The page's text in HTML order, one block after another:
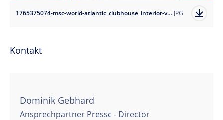
1765375074-msc-world-atlantic_clubhouse_interior-view-3?auto=format JPG
Kontakt
Dominik Gebhard
Ansprechpartner Presse - Director